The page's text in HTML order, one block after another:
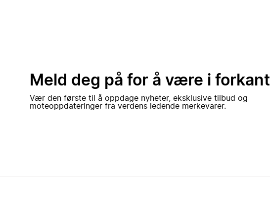
Meld deg på for å være i forkant
Vær den første til å oppdage nyheter, eksklusive tilbud og
moteoppdateringer fra verdens ledende merkevarer.